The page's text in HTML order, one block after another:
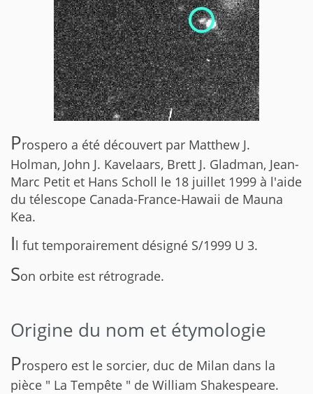
Prospero a été découvert par Matthew J.
Holman, John J. Kavelaars, Brett J. Gladman, Jean-
Marc Petit et Hans Scholl le 18 juillet 1999 à l'aide
du télescope Canada-France-Hawaii de Mauna
Kea.
Il fut temporairement désigné S/1999 U 3.
Son orbite est rétrograde.
Origine du nom et étymologie
Prospero est le sorcier, duc de Milan dans la
pièce " La Tempête " de William Shakespeare.